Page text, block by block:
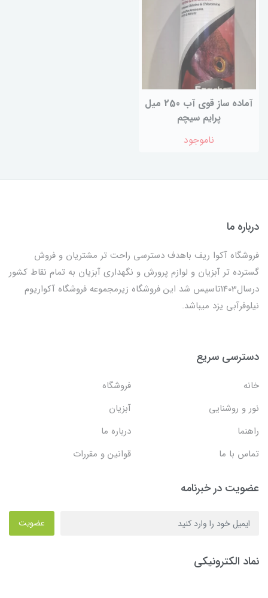
آماده ساز قوی آب 250 میل
پرایم سیچم
ناموجود
درباره ما
فروشگاه آکوا ریف باهدف دسترسی راحت تر مشتریان و فروش
گسترده تر آبزیان و لوازم پرورش و نگهداری آبزیان به تمام نقاط کشور
درسال1403تاسیس شد این فروشگاه زیرمجموعه فروشگاه آکواریوم
نیلوفرآبی یزد میباشد.
دسترسی سریع
خانه
فروشگاه
نور و روشنایی
آبزیان
راهنما
درباره ما
تماس با ما
قوانین و مقررات
عضویت در خبرنامه
عضویت
نماد الکترونیکی